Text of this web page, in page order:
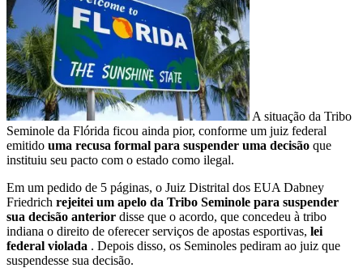
A situação da Tribo
Seminole da Flórida ficou ainda pior, conforme um juiz federal
emitido uma recusa formal para suspender uma decisão que
instituiu seu pacto com o estado como ilegal.
Em um pedido de 5 páginas, o Juiz Distrital dos EUA Dabney
Friedrich rejeitei um apelo da Tribo Seminole para suspender
sua decisão anterior disse que o acordo, que concedeu à tribo
indiana o direito de oferecer serviços de apostas esportivas, lei
federal violada . Depois disso, os Seminoles pediram ao juiz que
suspendesse sua decisão.